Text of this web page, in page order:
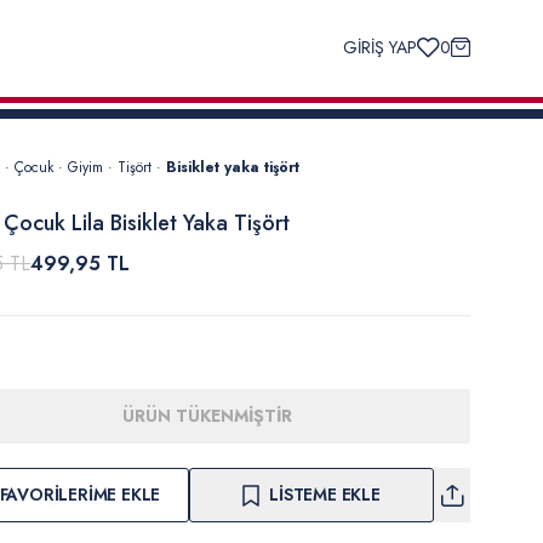
GİRİŞ YAP 0
· Çocuk · Giyim · Tişört · Bisiklet yaka tişört
Lila Bisiklet Yaka Tişört
TL499,95 TL
ÜRÜN TÜKENMİŞTİR
FAVORILERIME EKLE LISTEME EKLE